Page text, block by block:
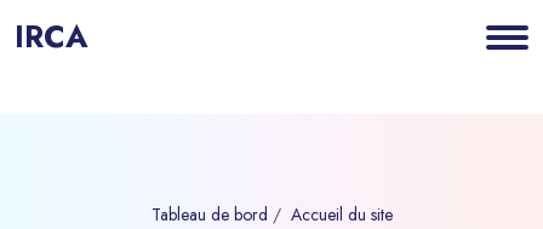
IRCA
Tableau de bord Accueil du site